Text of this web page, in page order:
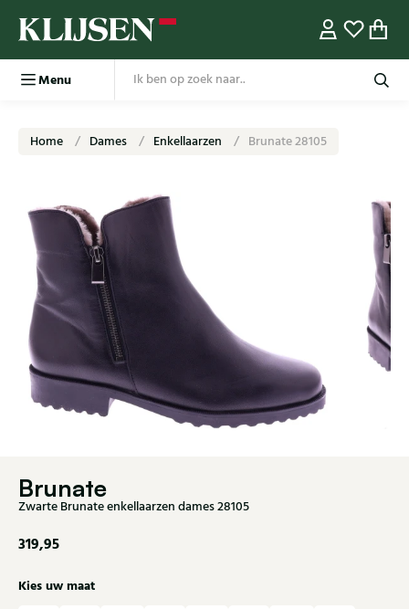
Menu
Home Dames Enkellaarzen Brunate 28105
Brunate
Zwarte Brunate enkellaarzen dames 28105
319,95
Kies uw maat